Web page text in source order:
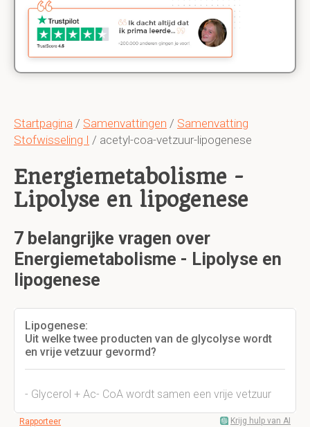
Startpagina / Samenvattingen / Samenvatting
Stofwisseling I / acetyl-coa-vetzuur-lipogenese
Energiemetabolisme -
Lipolyse en lipogenese
7 belangrijke vragen over
Energiemetabolisme - Lipolyse en
lipogenese
Lipogenese:
Uit welke twee producten van de glycolyse wordt
en vrije vetzuur gevormd?
- Glycerol + Ac- CoA wordt samen een vrije vetzuur
Rapporteer Krijg hulp van AI